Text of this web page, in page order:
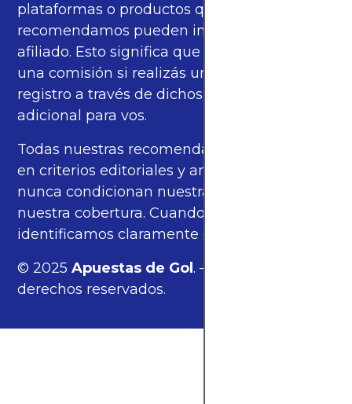
plataformas o productos que
recomendamos pueden incluir enlaces de
afiliado. Esto significa que podríamos recibir
una comisión si realizás una compra o
registro a través de dichos enlaces, sin costo
adicional para vos.
Todas nuestras recomendaciones se basan
en criterios editoriales y análisis propios, y
nunca condicionan nuestras opiniones ni
nuestra cobertura. Cuando corresponde,
identificamos claramente estos enlaces.
© 2025Apuestas de Gol. — Todos los
derechos reservados.